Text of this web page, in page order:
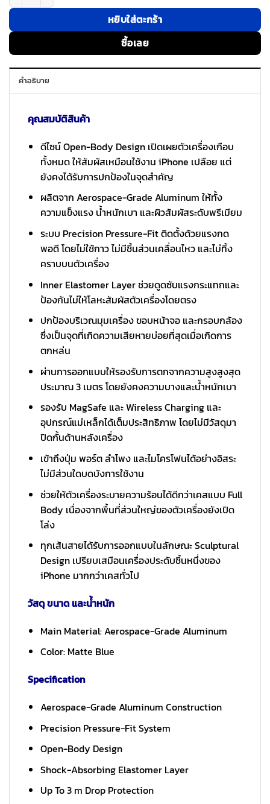
หยิบใส่ตะกร้า
ซื้อเลย
คำอธิบาย
คุณสมบัติสินค้า
ดีไซน์ Open-Body Design เปิดเผยตัวเครื่องเกือบ
ทั้งหมด ให้สัมผัสเหมือนใช้งาน iPhone เปลือย แต่
ยังคงได้รับการปกป้องในจุดสำคัญ
ผลิตจาก Aerospace-Grade Aluminum ให้ทั้ง
ความแข็งแรง น้ำหนักเบา และผิวสัมผัสระดับพรีเมียม
ระบบ Precision Pressure-Fit ติดตั้งด้วยแรงกด
พอดี โดยไม่ใช้กาว ไม่มีชิ้นส่วนเคลื่อนไหว และไม่ทิ้ง
คราบบนตัวเครื่อง
Inner Elastomer Layer ช่วยดูดซับแรงกระแทกและ
ป้องกันไม่ให้โลหะสัมผัสตัวเครื่องโดยตรง
ปกป้องบริเวณมุมเครื่อง ขอบหน้าจอ และกรอบกล้อง
ซึ่งเป็นจุดที่เกิดความเสียหายบ่อยที่สุดเมื่อเกิดการ
ตกหล่น
ผ่านการออกแบบให้รองรับการตกจากความสูงสูงสุด
ประมาณ 3 เมตร โดยยังคงความบางและน้ำหนักเบา
รองรับ MagSafe และ Wireless Charging และ
อุปกรณ์แม่เหล็กได้เต็มประสิทธิภาพ โดยไม่มีวัสดุมา
ปิดกั้นด้านหลังเครื่อง
เข้าถึงปุ่ม พอร์ต ลำโพง และไมโครโฟนได้อย่างอิสระ
ไม่มีส่วนใดบดบังการใช้งาน
ช่วยให้ตัวเครื่องระบายความร้อนได้ดีกว่าเคสแบบ Full
Body เนื่องจากพื้นที่ส่วนใหญ่ของตัวเครื่องยังเปิด
โล่ง
ทุกเส้นสายได้รับการออกแบบในลักษณะ Sculptural
Design เปรียบเสมือนเครื่องประดับชิ้นหนึ่งของ
iPhone มากกว่าเคสทั่วไป
วัสดุ ขนาด และน้ำหนัก
Main Material: Aerospace-Grade Aluminum
Color: Matte Blue
Specification
Aerospace-Grade Aluminum Construction
Precision Pressure-Fit System
Open-Body Design
Shock-Absorbing Elastomer Layer
Up To 3 m Drop Protection